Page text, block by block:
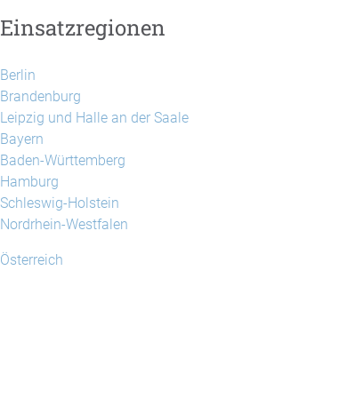
Einsatzregionen
Berlin
Brandenburg
Leipzig und Halle an der Saale
Bayern
Baden-Württemberg
Hamburg
Schleswig-Holstein
Nordrhein-Westfalen
Österreich